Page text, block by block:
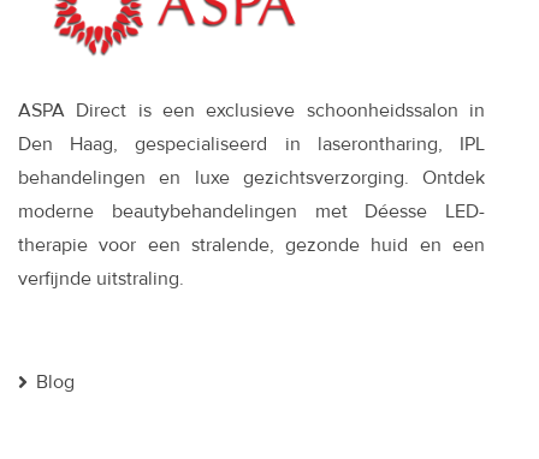
ASPA Direct is een exclusieve schoonheidssalon in
Den Haag, gespecialiseerd in laserontharing, IPL
behandelingen en luxe gezichtsverzorging. Ontdek
moderne beautybehandelingen met Déesse LED-
therapie voor een stralende, gezonde huid en een
verfijnde uitstraling.
Blog